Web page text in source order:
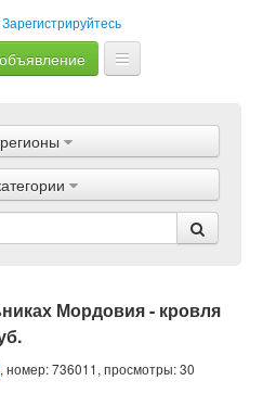
Зарегистрируйтесь
Мордовия - кровля
, номер: 736011, просмотры: 30